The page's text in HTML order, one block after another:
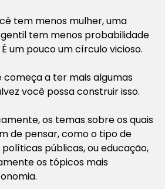
tem menos mulher, uma
tem menos probabilidade
um pouco um círculo vicioso.
começa a ter mais algumas
você possa construir isso.
os temas sobre os quais
de pensar, como o tipo de
políticas públicas, ou educação,
os tópicos mais